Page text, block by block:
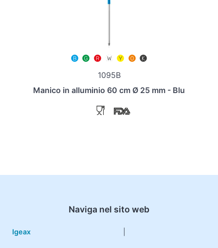
1095B
Manico in alluminio 60 cm Ø 25 mm - Blu
Naviga nel sito web
Igeax